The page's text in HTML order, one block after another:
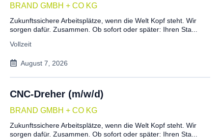
BRAND GMBH + CO KG
Vollzeit
Zukunftssichere Arbeitsplätze, wenn die Welt Kopf steht. Wir
sorgen dafür. Zusammen. Ob sofort oder später: Ihren Sta...
August 7, 2026
CNC-Dreher (m/w/d)
BRAND GMBH + CO KG
Zukunftssichere Arbeitsplätze, wenn die Welt Kopf steht. Wir
sorgen dafür. Zusammen. Ob sofort oder später: Ihren Sta...